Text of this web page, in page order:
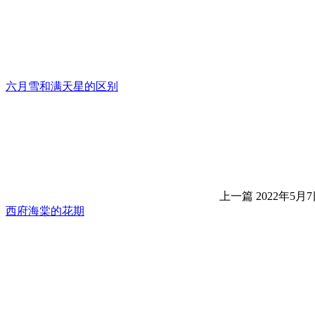
六月雪和满天星的区别
上一篇 2022年5月7
西府海棠的花期